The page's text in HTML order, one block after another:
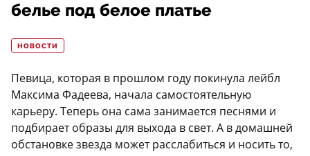
белье под белое платье
НОВОСТИ
Певица, которая в прошлом году покинула лейбл
Максима Фадеева, начала самостоятельную
карьеру. Теперь она сама занимается песнями и
подбирает образы для выхода в свет. А в домашней
обстановке звезда может расслабиться и носить то,